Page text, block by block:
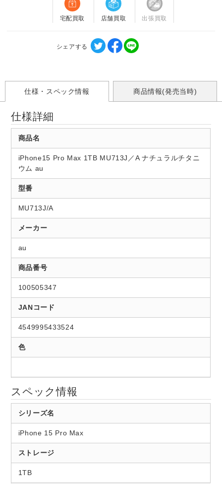
宅配買取 店舗買取 出張買取
シェアする
仕様・スペック情報 商品情報(発売当時)
仕様詳細
商品名
iPhone15 Pro Max 1TB MU713J／A ナチュラルチタニ
ウム au
型番
MU713J/A
メーカー
au
商品番号
100505347
JANコード
4549995433524
色
スペック情報
シリーズ名
iPhone 15 Pro Max
ストレージ
1TB